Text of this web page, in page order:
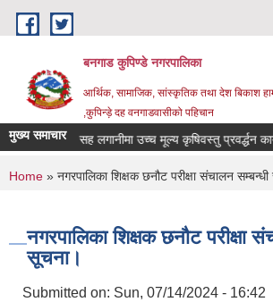
Skip to main content
बनगाड कुपिण्डे नगरपालिका
आर्थिक, सामाजिक, सांस्कृतिक तथा देश बिकाश
,कुपिन्ड़े दह वनगाडवासीको पहिचान
मुख्य समाचारसह लगानीमा उच्च मूल्य कृषिवस्तु प्रवर्द्धन
You are here
Home » नगरपालिका शिक्षक छनौट परीक्षा संचालन
नगरपालिका शिक्षक छनौट परीक्षा
सूचना।
Submitted on: Sun, 07/14/2024 - 16:42